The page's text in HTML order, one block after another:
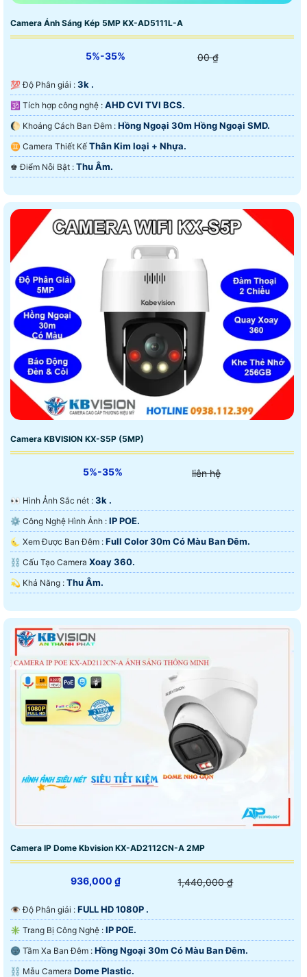
Camera Ánh Sáng Kép 5MP KX-AD5111L-A
5%-35% 00 ₫
💯 Độ Phân giải : 3k .
🕉️ Tích hợp công nghệ : AHD CVI TVI BCS.
🌔 Khoảng Cách Ban Đêm : Hồng Ngoại 30m Hồng Ngoại SMD.
♊ Camera Thiết Kế Thân Kim loại + Nhựa.
️♚ Điểm Nỗi Bật : Thu Âm.
Camera KBVISION KX-S5P (5MP)
5%-35% liên hệ
️👀 Hình Ảnh Sắc nét : 3k .
⚙ Công Nghệ Hình Ảnh : IP POE.
🌜 Xem Được Ban Đêm : Full Color 30m Có Màu Ban Ðêm.
⛓ Cấu Tạo Camera Xoay 360.
️💫 Khả Năng : Thu Âm.
Camera IP Dome Kbvision KX-AD2112CN-A 2MP
936,000 ₫ 1,440,000 ₫
👁 Độ Phân giải : FULL HD 1080P .
✳️ Trang Bị Công Nghệ : IP POE.
🌚 Tầm Xa Ban Đêm : Hồng Ngoại 30m Có Màu Ban Ðêm.
⛓ Mẫu Camera Dome Plastic.